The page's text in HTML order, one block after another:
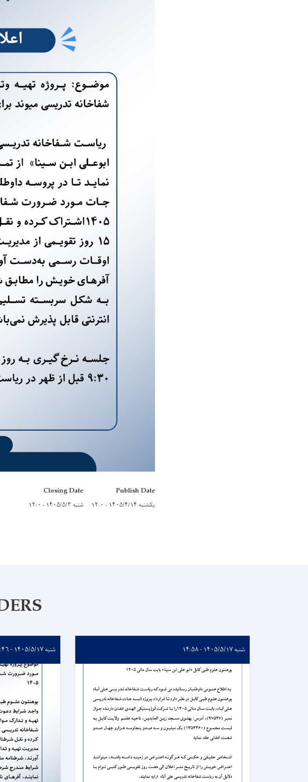
Publish Date
یکشنبه ۱۴۰۵/۴/۱۴ - ۱۲:۰
Closing Date
شنبه ۱۴۰۵/۵/۳ - ۱۲:۰
شنبه ۱۴۰۵/۵/۱۷ - ۱۴:۵۸ شنبه ۱۴۰۵/۵/۱۷ - ۱۴:۴۶